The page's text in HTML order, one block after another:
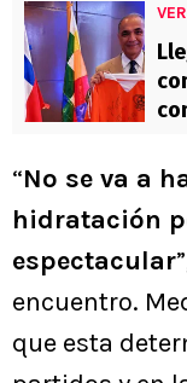
“No se va a
hidratación
espectacular
encuentro.
que esta